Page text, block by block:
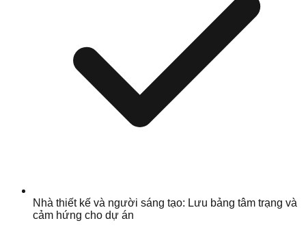
Nhà thiết kế và người sáng tạo: Lưu bảng tâm trạng và
cảm hứng cho dự án